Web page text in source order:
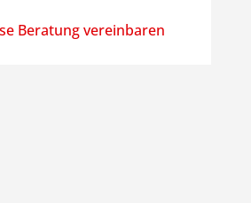
Beratung vereinbaren